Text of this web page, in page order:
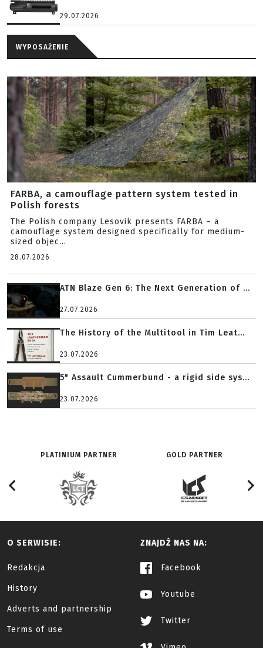
29.07.2026
WYPOSAŻENIE
FARBA, a camouflage pattern system tested in
Polish forests
The Polish company Lesovik presents FARBA – a
camouflage system designed specifically for medium-
sized objec...
28.07.2026
ATN Blaze Gen 6: The Next Generation of ...
27.07.2026
The History of the Multitool in Tim Leat...
23.07.2026
5" Assault Cummerbund - a rigid side sys...
23.07.2026
PLATINIUM PARTNER GOLD PARTNER
O SERWISIE:
Redakcja
History
Adverts and partnership
Terms of use
ZNAJDŹ NAS NA:
Facebook
Youtube
Twitter